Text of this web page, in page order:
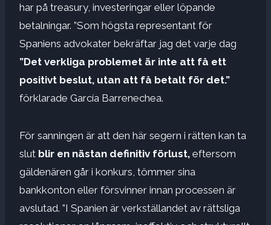
har på treasury, investeringar eller löpande
betalningar. ”Som högsta representant för
Spaniens advokater bekräftar jag det varje dag
”Det verkliga problemet är inte att få ett
positivt beslut, utan att få betalt för det.”
förklarade García Barrenechea.
För sanningen är att den här segern i rätten kan ta
slut blir en nästan definitiv förlust, eftersom
gäldenären går i konkurs, tömmer sina
bankkonton eller försvinner innan processen är
avslutad. ”I Spanien är verkställandet av rättsliga